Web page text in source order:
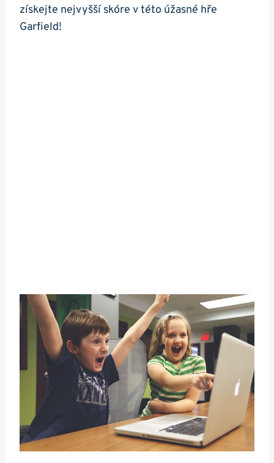
získejte nejvyšší skóre v této úžasné hře
Garfield!